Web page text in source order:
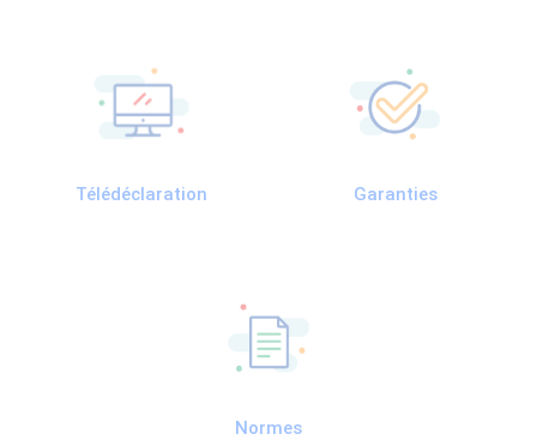
Télédéclaration Garanties
Normes